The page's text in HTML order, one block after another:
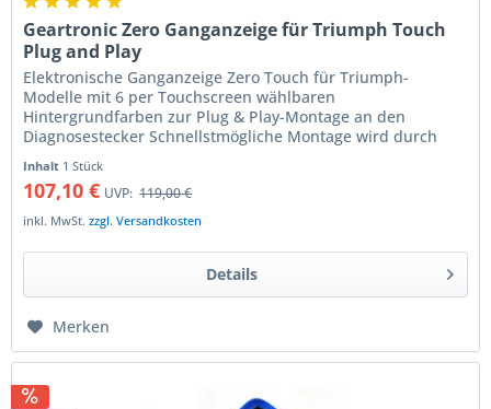
Geartronic Zero Ganganzeige für Triumph Touch
Plug and Play
Elektronische Ganganzeige Zero Touch für Triumph-
Modelle mit 6 per Touchscreen wählbaren
Hintergrundfarben zur Plug & Play-Montage an den
Diagnosestecker Schnellstmögliche Montage wird durch
Inhalt 1 Stück
107,10 € UVP: 119,00 €
inkl. MwSt.zzgl. Versandkosten
Details
Merken